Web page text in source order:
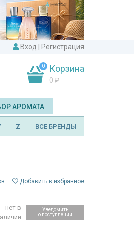
Вход Регистрация
0 Корзина
0 ₽
АРОМАТА
Z ВСЕ БРЕНДЫ
Добавить в избранное
нет в
Уведомить
о поступлении